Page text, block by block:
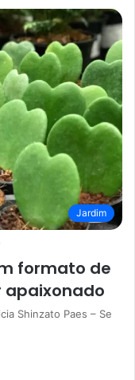
Jardim
formato de
apaixonado
Shinzato Paes – Se